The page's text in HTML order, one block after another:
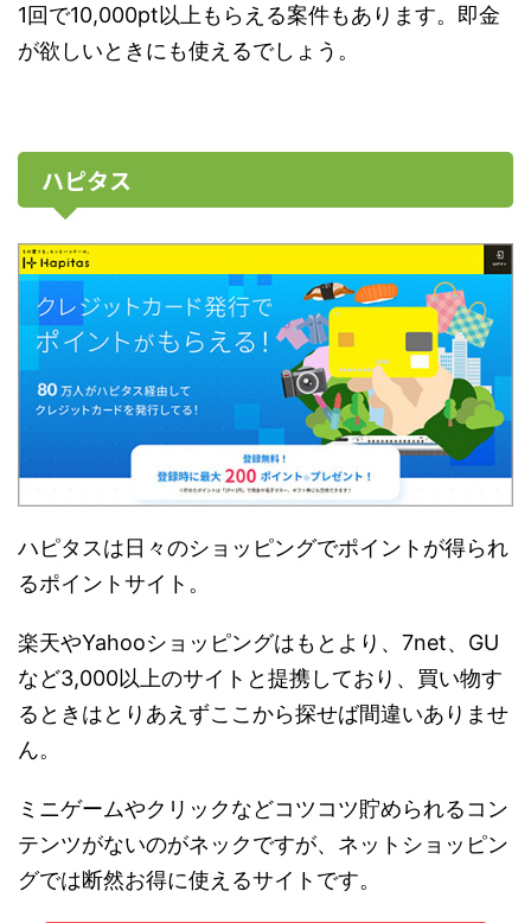
1回で10,000pt以上もらえる案件もあります。即金
が欲しいときにも使えるでしょう。
ハピタス
ハピタスは日々のショッピングでポイントが得られ
るポイントサイト。
楽天やYahooショッピングはもとより、7net、GU
など3,000以上のサイトと提携しており、買い物す
るときはとりあえずここから探せば間違いありませ
ん。
ミニゲームやクリックなどコツコツ貯められるコン
テンツがないのがネックですが、ネットショッピン
グでは断然お得に使えるサイトです。